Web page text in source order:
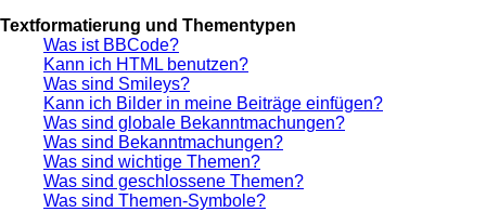
Textformatierung und Thementypen
Was ist BBCode?
Kann ich HTML benutzen?
Was sind Smileys?
Kann ich Bilder in meine Beiträge einfügen?
Was sind globale Bekanntmachungen?
Was sind Bekanntmachungen?
Was sind wichtige Themen?
Was sind geschlossene Themen?
Was sind Themen-Symbole?